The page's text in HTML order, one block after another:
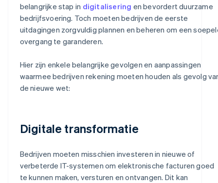
belangrijke stap in digitalisering en bevordert duurzame
bedrijfsvoering. Toch moeten bedrijven de eerste
uitdagingen zorgvuldig plannen en beheren om een
overgang te garanderen.
Hier zijn enkele belangrijke gevolgen en aanpassingen
waarmee bedrijven rekening moeten houden als gevolg
de nieuwe wet:
Digitale transformatie
Bedrijven moeten misschien investeren in nieuwe of
verbeterde IT-systemen om elektronische facturen goed
te kunnen maken, versturen en ontvangen. Dit kan